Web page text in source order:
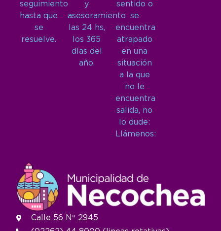
seguimiento
hasta que
se
resuelve.
y
asesoramiento
las 24 hs,
los 365
días del
año.
sentido o
se
encuentra
atrapado
en una
situación
a la que
no le
encuentra
salida, no
lo dude:
Llámenos:
Calle 56 Nº 2945